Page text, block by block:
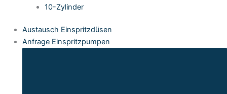
10-Zylinder
Austausch Einspritzdüsen
Anfrage Einspritzpumpen